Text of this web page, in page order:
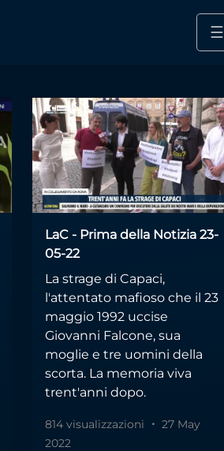
☰
LaC - Prima della Notizia 23-
05-22
La strage di Capaci,
l'attentato mafioso che il 23
maggio 1992 uccise
Giovanni Falcone, sua
moglie e tre uomini della
scorta. La memoria viva
trent'anni dopo.
814 visualizzazioni
27 May
2022